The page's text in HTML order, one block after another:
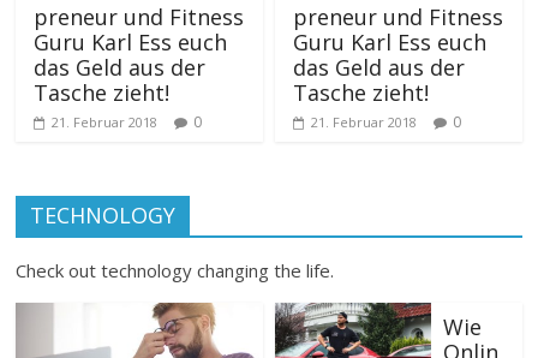
preneur und Fitness
Guru Karl Ess euch
das Geld aus der
Tasche zieht!
21. Februar 2018 0
preneur und Fitness
Guru Karl Ess euch
das Geld aus der
Tasche zieht!
21. Februar 2018 0
TECHNOLOGY
Check out technology changing the life.
Wie
Onlin